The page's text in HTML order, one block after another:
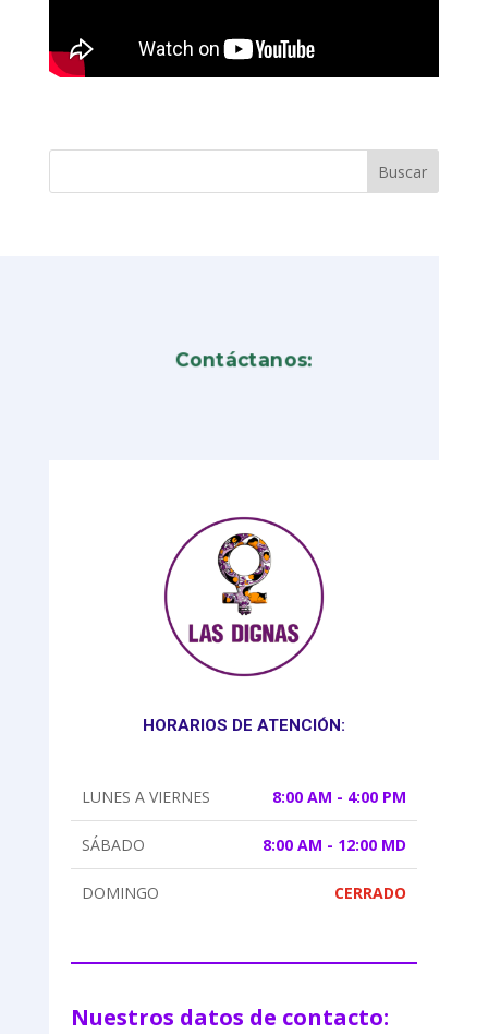
Contáctanos:
HORARIOS DE ATENCIÓN:
LUNES A VIERNES 8:00 AM - 4:00 PM
SÁBADO 8:00 AM - 12:00 MD
DOMINGO CERRADO
Nuestros datos de contacto: